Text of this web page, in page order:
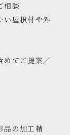
相談
い屋根材や外
めてご提案／
品の加工精